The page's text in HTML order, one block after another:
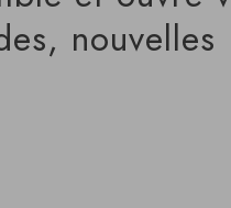
nouvelles